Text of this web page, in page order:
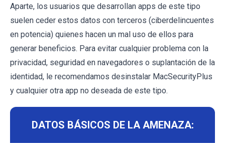
Aparte, los usuarios que desarrollan apps de este tipo
suelen ceder estos datos con terceros (ciberdelincuentes
en potencia) quienes hacen un mal uso de ellos para
generar beneficios. Para evitar cualquier problema con la
privacidad, seguridad en navegadores o suplantación de la
identidad, le recomendamos desinstalar MacSecurityPlus
y cualquier otra app no deseada de este tipo.
DATOS BÁSICOS DE LA AMENAZA: